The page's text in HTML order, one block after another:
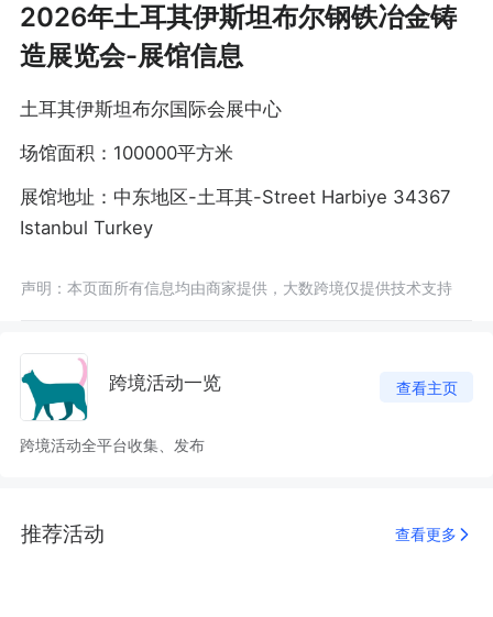
2026年土耳其伊斯坦布尔钢铁冶金铸
造展览会-展馆信息
土耳其伊斯坦布尔国际会展中心
场馆面积：100000平方米
展馆地址：中东地区-土耳其-Street Harbiye 34367
Istanbul Turkey
声明：本页面所有信息均由商家提供，大数跨境仅提供技术支持
跨境活动一览 查看主页
跨境活动全平台收集、发布
推荐活动 查看更多